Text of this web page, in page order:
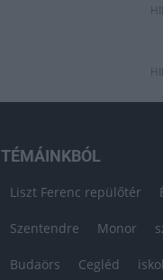
TÉMÁINKBÓL
Liszt Ferenc repülőtér
Szentendre Monor
Budaörs Cegléd